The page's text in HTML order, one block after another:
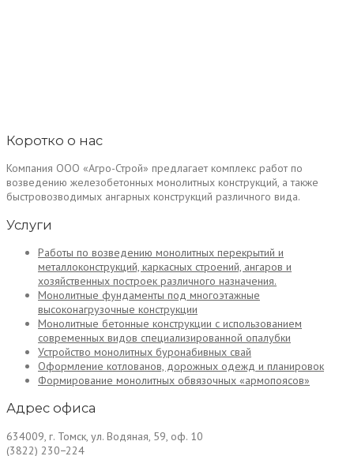
Коротко о нас
Компания ООО «Агро-Строй» предлагает комплекс работ по
возведению железобетонных монолитных конструкций, а также
быстровозводимых ангарных конструкций различного вида.
Услуги
Работы по возведению монолитных перекрытий и
металлоконструкций, каркасных строений, ангаров и
хозяйственных построек различного назначения.
Монолитные фундаменты под многоэтажные
высоконагрузочные конструкции
Монолитные бетонные конструкции с использованием
современных видов специализированной опалубки
Устройство монолитных буронабивных свай
Оформление котлованов, дорожных одежд и планировок
Формирование монолитных обвязочных «армопоясов»
Адрес офиса
634009, г. Томск, ул. Водяная, 59, оф. 10
(3822) 230−224